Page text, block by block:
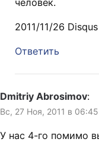
2011/11/26 Disqus
Ответить
Dmitriy Abrosimov:
Вс, 27 Ноя, 2011 в 06:45
У нас 4-го помимо